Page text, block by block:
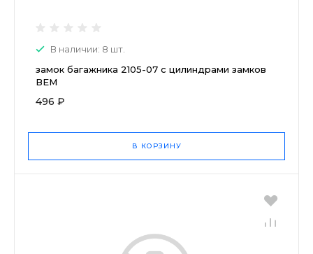
В наличии: 8 шт.
замок багажника 2105-07 с цилиндрами замков
ВЕМ
496 ₽
В КОРЗИНУ